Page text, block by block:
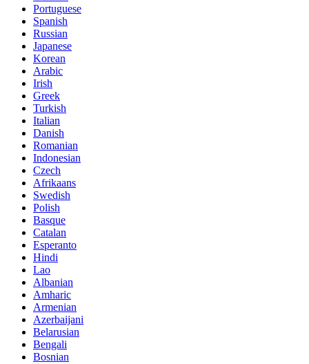
Portuguese
Spanish
Russian
Japanese
Korean
Arabic
Irish
Greek
Turkish
Italian
Danish
Romanian
Indonesian
Czech
Afrikaans
Swedish
Polish
Basque
Catalan
Esperanto
Hindi
Lao
Albanian
Amharic
Armenian
Azerbaijani
Belarusian
Bengali
Bosnian